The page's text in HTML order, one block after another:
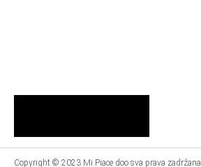
Copyright © 2023 Mi Piace doo sva prava zadržana